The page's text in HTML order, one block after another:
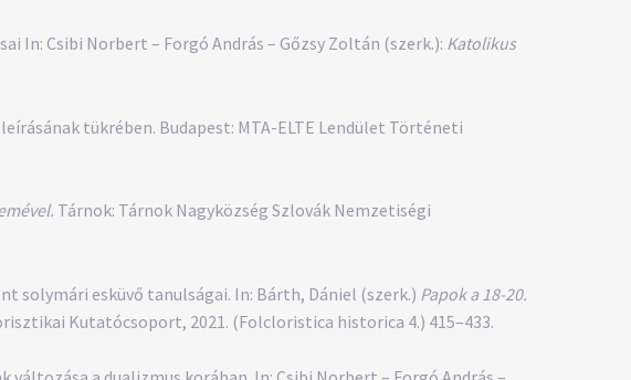
In: Csibi Norbert – Forgó András – Gőzsy Zoltán (szerk.): Katolikus
tükrében. Budapest: MTA-ELTE Lendület Történeti
Tárnok: Tárnok Nagyközség Szlovák Nemzetiségi
solymári esküvő tanulságai. In: Bárth, Dániel (szerk.) Papok a 18-20.
Kutatócsoport, 2021. (Folcloristica historica 4.) 415–433.